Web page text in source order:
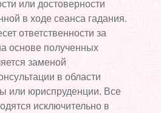
или достоверности
в ходе сеанса гадания.
ответственности за
основе полученных
заменой
в области
или юриспруденции. Все
исключительно в